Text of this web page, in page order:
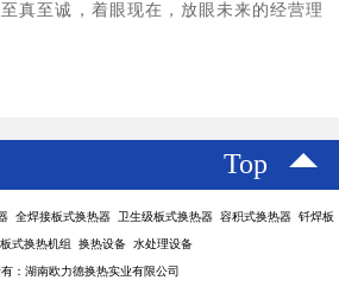
真至诚，着眼现在，放眼未来的经营理
Top
全焊接板式换热器 卫生级板式换热器 容积式换热器 钎焊板
式换热机组 换热设备 水处理设备
：湖南欧力德换热实业有限公司